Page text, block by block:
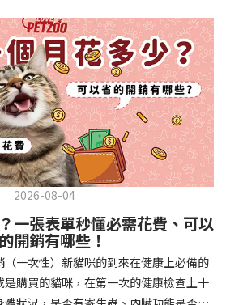
常見問題包括咬人、啃咬家具和亂叫。
當替代品（如咬玩具代替咬手），並在
這比責罵更有效。社交化訓練 兩個月大
，這階段的經驗將深刻影響未來性格。
包括兒童、戴眼鏡的人、使用拐杖的人
和環境聲音。起初保持在安全、受控的
每次正面社交體驗後給予獎勵，建立幼
階技巧強化 基礎訓練穩固後，可以進入
括遠距離控制、不同干擾下的指令遵從、
勵技巧，讓幼犬學會即使沒有立即獎勵
同環境中的訓練，如公園、寵物店等，
聽從指令。維持良好習慣 成功的訓練不
維護。即使幼犬已經掌握所有技能，也
化。將訓練融入日常生活，如出門前的
應儘快就醫！📌 貓咪拉肚子判斷步驟5：
果拉肚子 1~2 次但精神好、食慾正常，
48 小時或水狀腹瀉 + 嗜睡、食慾下降、
5 個步驟，你可以快速判斷貓咪拉肚子的
的腸胃健康！如果不確定情況，還是建
！🐾💖4種高風險群貓咪拉肚子要小心高
、懷孕貓、有慢性疾病貓，這些貓咪在
注意，如拉肚子次數超過2次以上，就建
訣判斷貓咪拉肚子要不要看醫生 高風險貓
天，建議直接尋求獸醫師協助。並記得提
行專業判斷。貓咪拉肚子但精神很好？如
情形，但貓咪的精神很好。有可能與飲
食新的食物，或是正進行飼料更換的過
皮膚問題貓咪皮膚問題是造成掉毛的常
或是長期搔癢，都會讓貓咪的毛髮失去健
皮膚問題包括皮膚黴菌、細菌感染、疥
過度乾燥。如果發現貓咪皮膚有紅腫、
時伴隨掉毛，建議盡快帶牠看獸醫哦！
只有人類會過敏？貓咪也會！貓咪可能對
劑，甚至是食物中的某些成分產生過敏
嚏、流眼淚，還會引起皮膚搔癢和掉毛
是常被忽略的掉毛元兇！如果貓咪經常
時伴隨掉毛，很可能是過敏在作怪呢！貓
咪的毛髮健康與營養息息相關！當貓咪飲
、脂肪酸（尤其是Omega-3和Omega-
毛髮就會變得乾燥、脆弱，容易斷裂脫
衡的貓糧，可能使貓咪營養不良，進而
2026-08-04
一張表單秒懂必需花費、可以
開銷有哪些！
（一次性）新貓咪的到來在健康上必備的
購買的貓咪，在第一次的健康檢查上十